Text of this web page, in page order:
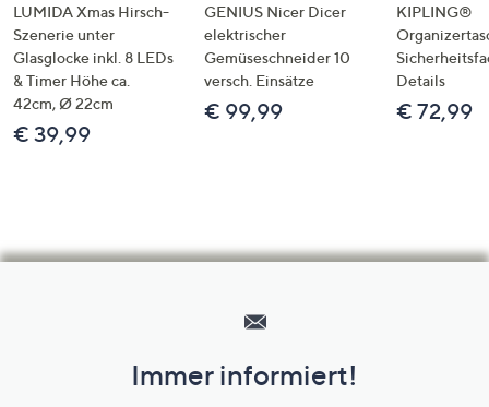
LUMIDA Xmas Hirsch-
Szenerie unter
Glasglocke inkl. 8 LEDs
& Timer Höhe ca.
42cm, Ø 22cm
€ 39,99
GENIUS Nicer Dicer
elektrischer
Gemüseschneider 10
versch. Einsätze
€ 99,99
KIPLING®
Details
€ 72,99
Unternehmensinformationen
Immer informiert!